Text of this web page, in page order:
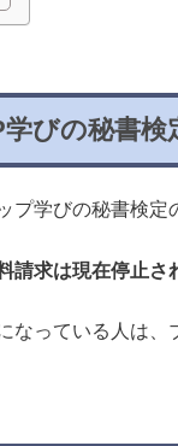
びの秘書検
プ学びの秘書検定
請求は現在停止さ
なっている人は、